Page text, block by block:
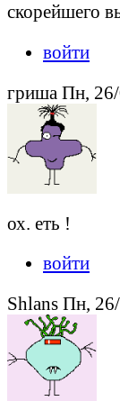
скорейшего
войти
гриша Пн,
ох. еть !
войти
Shlans Пн,